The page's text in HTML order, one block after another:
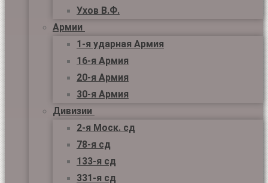
Ухов В.Ф.
Армии
1-я ударная Армия
16-я Армия
20-я Армия
30-я Армия
Дивизии
2-я Моск. сд
78-я сд
133-я сд
331-я сд